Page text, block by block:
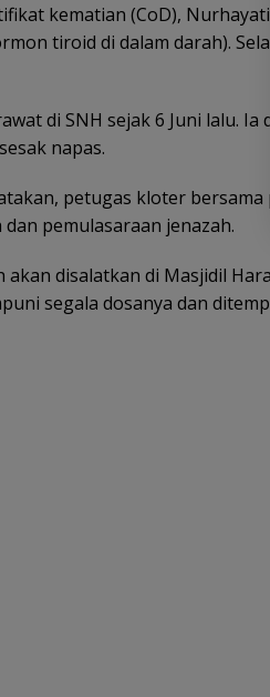
kematian (CoD),
tiroid di dalam darah).
di SNH sejak 6 Juni lalu.
napas.
petugas kloter bersama
pemulasaraan jenazah.
akan disalatkan di Masjidil
segala dosanya dan